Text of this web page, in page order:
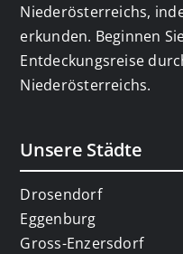
Niederösterreichs,
erkunden. Beginnen
Entdeckungsreise
Niederösterreichs.
Unsere Städte
Drosendorf
Eggenburg
Gross-Enzersdorf